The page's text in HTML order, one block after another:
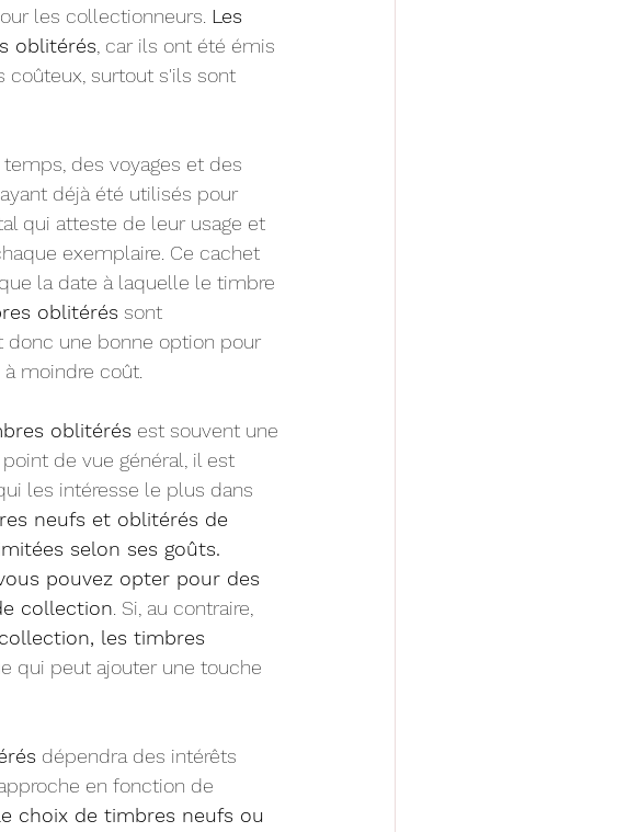
les collectionneurs. Les
oblitérés , car ils ont été émis
coûteux, surtout s'ils sont
des voyages et des
déjà été utilisés pour
qui atteste de leur usage et
exemplaire. Ce cachet
la date à laquelle le timbre
oblitérés sont
donc une bonne option pour
moindre coût
oblitérés est souvent une
de vue général, il est
les intéresse le plus dans
neufs et oblitérés de
selon ses goûts.
pouvez opter pour des
collection . Si, au contraire,
les timbres
qui peut ajouter une touche
dépendra des intérêts
en fonction de
choix de timbres neufs ou